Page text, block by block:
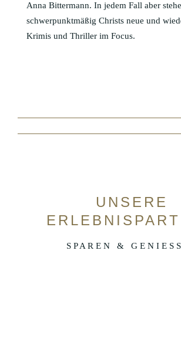
Anna Bittermann. In jedem Fall aber
schwerpunktmäßig Christs neue und
Krimis und Thriller im Focus.
UNSERE
S P A R E N & G E N I E S